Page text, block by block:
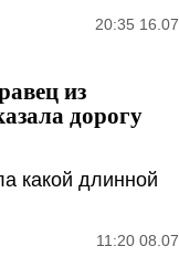
20:35 16.07
из
дорогу
какой длинной
11:20 08.07